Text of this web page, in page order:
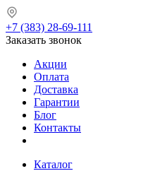
+7 (383) 28-69-111
Заказать звонок
Акции
Оплата
Доставка
Гарантии
Блог
Контакты
Каталог